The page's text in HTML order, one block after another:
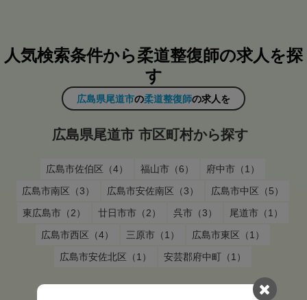
人気検索条件から柔道整復師の求人を探
す
広島県尾道市の柔道整復師の求人を
広島県尾道市 市区町村から探す
広島市佐伯区（4） 福山市（6）
府中市（1）
広島市南区（3）
広島市安佐南区（3）
広島市中区（5）
東広島市（2）
廿日市市（2） 呉市（3）
尾道市（1）
広島市西区（4）
三原市（1）
広島市東区（1）
広島市安佐北区（1）
安芸郡府中町（1）